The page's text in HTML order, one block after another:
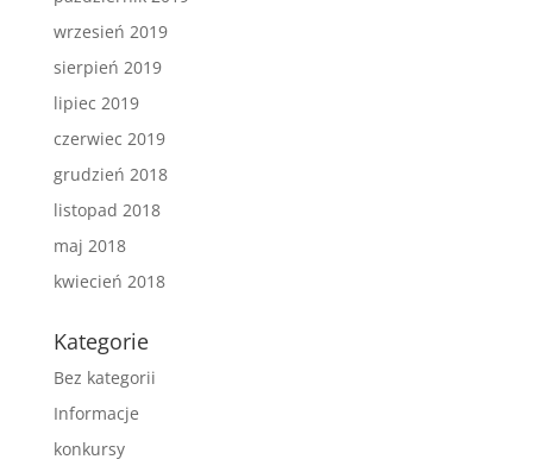
wrzesień 2019
sierpień 2019
lipiec 2019
czerwiec 2019
grudzień 2018
listopad 2018
maj 2018
kwiecień 2018
Kategorie
Bez kategorii
Informacje
konkursy